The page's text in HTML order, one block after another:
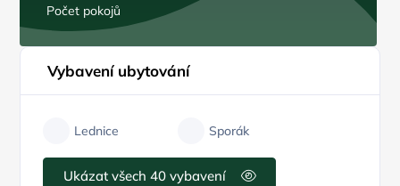
Počet pokojů
Vybavení ubytování
Lednice Sporák
Ukázat všech 40 vybavení